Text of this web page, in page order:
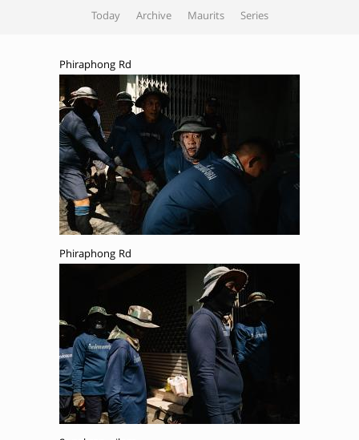
Today Archive Maurits Series
Phiraphong Rd
Phiraphong Rd